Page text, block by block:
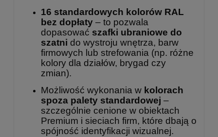
16 standardowych kolorów RAL
bez dopłaty – to pozwala
dopasować szafki ubraniowe do
szatni do wystroju wnętrza, barw
firmowych lub strefowania (np. różne
kolory dla działów, brygad czy
zmian).
Możliwość wykonania w kolorach
spoza palety standardowej –
szczególnie cenione w obiektach
Premium i sieciach firm, które dbają o
spójność identyfikacji wizualnej.